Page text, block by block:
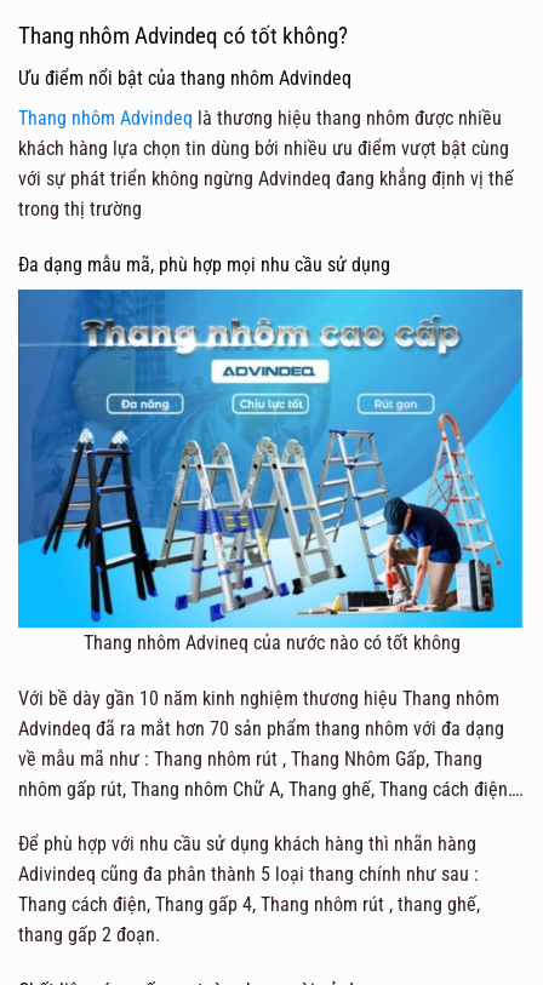
Thang nhôm Advindeq có tốt không?
Ưu điểm nổi bật của thang nhôm Advindeq
Thang nhôm Advindeq là thương hiệu thang nhôm được nhiều
khách hàng lựa chọn tin dùng bởi nhiều ưu điểm vượt bật cùng
với sự phát triển không ngừng Advindeq đang khẳng định vị thế
trong thị trường
Đa dạng mẫu mã, phù hợp mọi nhu cầu sử dụng
Thang nhôm Advineq của nước nào có tốt không
Với bề dày gần 10 năm kinh nghiệm thương hiệu Thang nhôm
Advindeq đã ra mắt hơn 70 sản phẩm thang nhôm với đa dạng
về mẫu mã như : Thang nhôm rút , Thang Nhôm Gấp, Thang
nhôm gấp rút, Thang nhôm Chữ A, Thang ghế, Thang cách điện….
Để phù hợp với nhu cầu sử dụng khách hàng thì nhãn hàng
Adivindeq cũng đa phân thành 5 loại thang chính như sau :
Thang cách điện, Thang gấp 4, Thang nhôm rút , thang ghế,
thang gấp 2 đoạn.